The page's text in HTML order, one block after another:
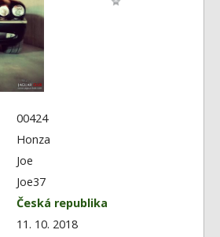
00424
Honza
Joe
Joe37
Česká republika
11. 10. 2018